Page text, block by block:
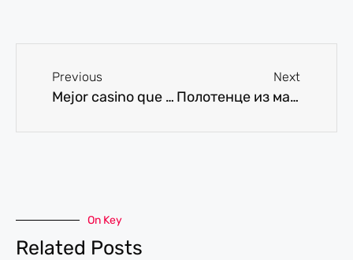
Previous
Mejor casino que acepta tarjetas credito
Next
Полотенце из махры
On Key
Related Posts